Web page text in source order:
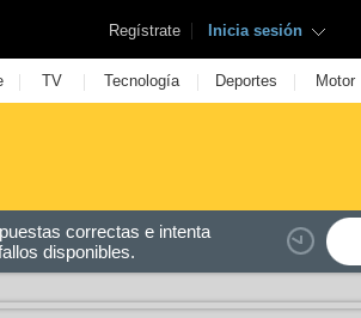
Regístrate | Inicia sesión
| TV | Tecnología | Deportes | Motor
correctas e intenta
disponibles.